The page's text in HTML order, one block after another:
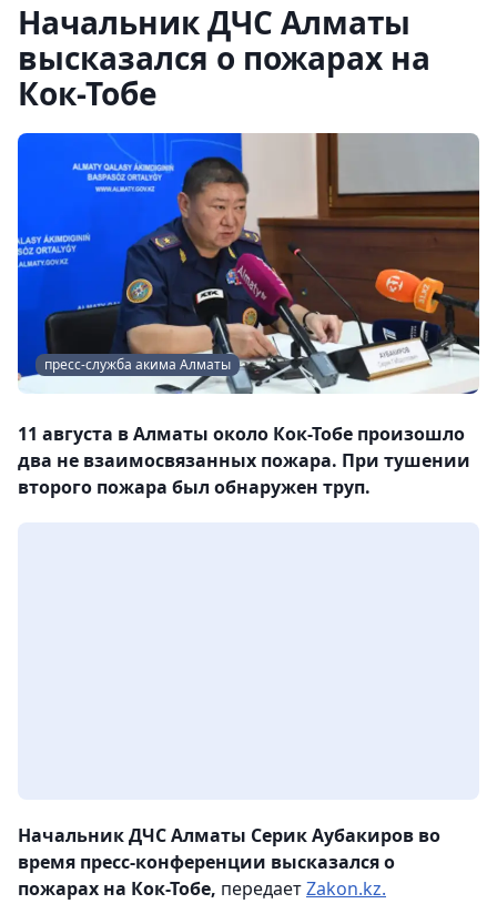
Начальник ДЧС Алматы
высказался о пожарах на
Кок-Тобе
пресс-служба акима Алматы
11 августа в Алматы около Кок-Тобе произошло
два не взаимосвязанных пожара. При тушении
второго пожара был обнаружен труп.
Начальник ДЧС Алматы Серик Аубакиров во
время пресс-конференции высказался о
пожарах на Кок-Тобе, передаетZakon.kz.